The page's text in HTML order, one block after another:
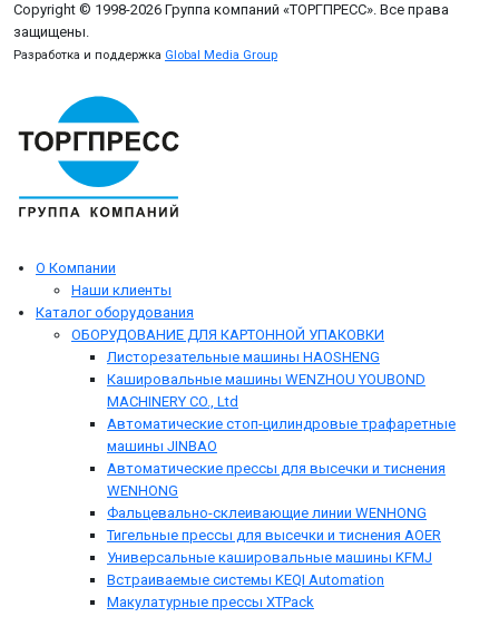
Copyright © 1998-2026 Группа компаний «ТОРГПРЕСС». Все права
защищены.
Разработка и поддержка Global Media Group
О Компании
Наши клиенты
Каталог оборудования
ОБОРУДОВАНИЕ ДЛЯ КАРТОННОЙ УПАКОВКИ
Листорезательные машины HAOSHENG
Кашировальные машины WENZHOU YOUBOND
MACHINERY CO., Ltd
Автоматические стоп-цилиндровые трафаретные
машины JINBAO
Автоматические прессы для высечки и тиснения
WENHONG
Фальцевально-склеивающие линии WENHONG
Тигельные прессы для высечки и тиснения AOER
Универсальные кашировальные машины KFMJ
Встраиваемые системы KEQI Automation
Макулатурные прессы XTPack